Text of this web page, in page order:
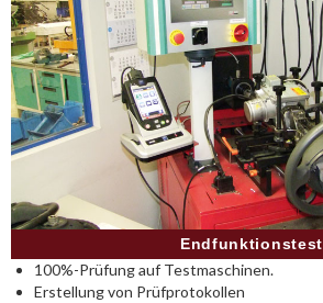
Endfunktionstest
100%-Prüfung auf Testmaschinen.
Erstellung von Prüfprotokollen